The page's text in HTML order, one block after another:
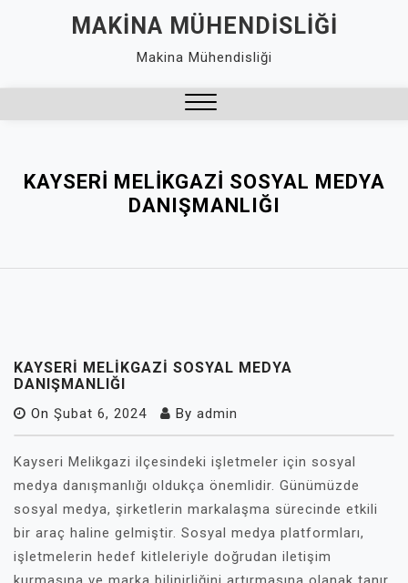
MAKINA MÜHENDISLIĞI
Makina Mühendisliği
KAYSERI MELIKGAZI SOSYAL MEDYA
DANIŞMANLIĞI
KAYSERI MELIKGAZI SOSYAL MEDYA
DANIŞMANLIĞI
On Şubat 6, 2024 By admin
Kayseri Melikgazi ilçesindeki işletmeler için sosyal
medya danışmanlığı oldukça önemlidir. Günümüzde
sosyal medya, şirketlerin markalaşma sürecinde etkili
bir araç haline gelmiştir. Sosyal medya platformları,
işletmelerin hedef kitleleriyle doğrudan iletişim